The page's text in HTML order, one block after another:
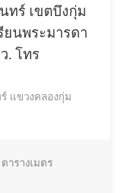
ร์ เขตบึงกุ่ม
ยนพระมารดา
. โทร
แขวงคลองกุ่ม
ตารางเมตร